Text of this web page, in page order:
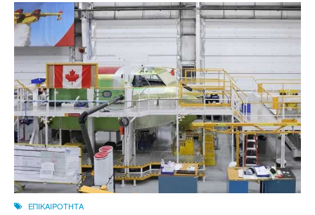
ΕΠΙΚΑΙΡΟΤΗΤΑ